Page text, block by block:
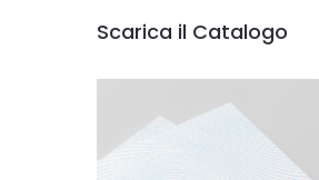
Scarica il Catalogo